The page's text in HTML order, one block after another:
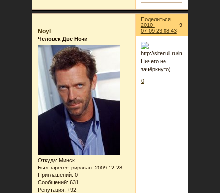
Поделиться
9
2010-
07-09 23:08:43
Noyl
Человек Две Ночи
Откуда: Минск
Был зарегестрирован: 2009-12-28
Приглашений: 0
Сообщений: 631
Репутация: +92
Ничего не
зачёркнуто)
0